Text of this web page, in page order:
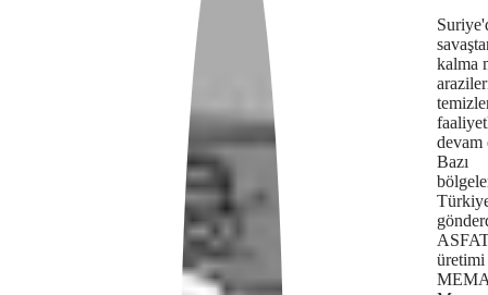
because
kalma
devam
Bazı
üretimi